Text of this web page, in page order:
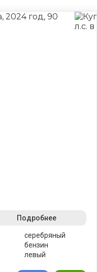
серебряный
бензин
левый
Подробнее